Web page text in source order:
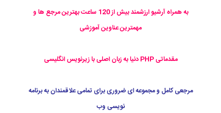
به همراه آرشیو ارزشمند بیش از 120 ساعت بهترین مرجع ها و
مهمترین عناوین آموزشی
مقدماتی PHP دنیا به زبان اصلی با زیرنویس انگلیسی
مرجعی کامل و مجموعه ای ضروری برای تمامی علاقمندان به برنامه
نویسی وب